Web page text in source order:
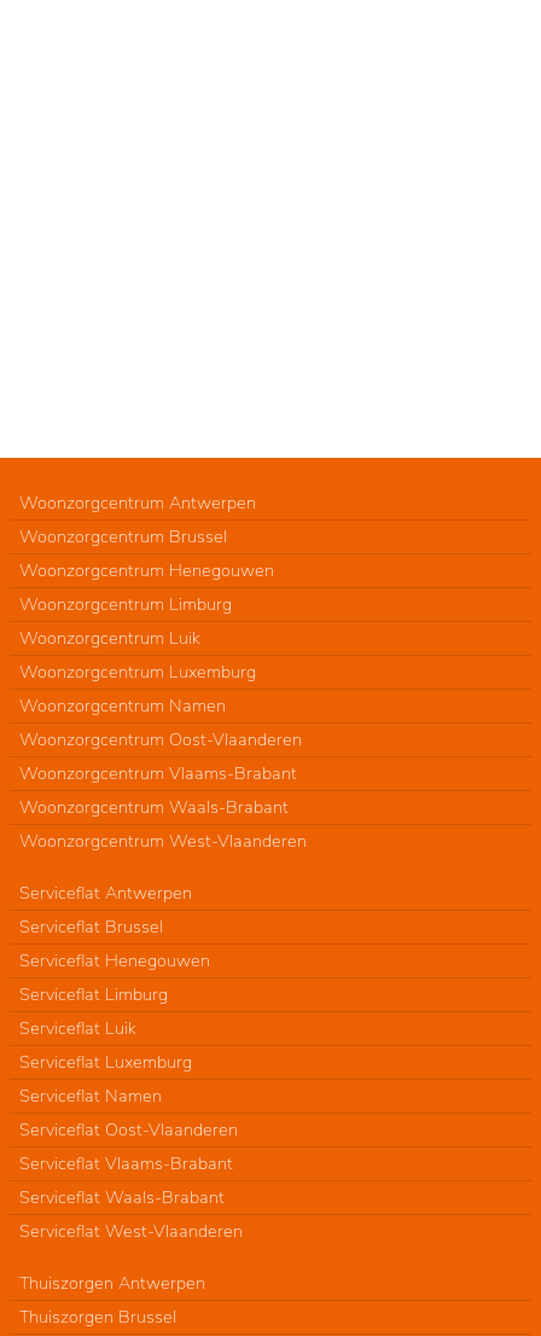
Woonzorgcentrum Antwerpen
Woonzorgcentrum Brussel
Woonzorgcentrum Henegouwen
Woonzorgcentrum Limburg
Woonzorgcentrum Luik
Woonzorgcentrum Luxemburg
Woonzorgcentrum Namen
Woonzorgcentrum Oost-Vlaanderen
Woonzorgcentrum Vlaams-Brabant
Woonzorgcentrum Waals-Brabant
Woonzorgcentrum West-Vlaanderen
Serviceflat Antwerpen
Serviceflat Brussel
Serviceflat Henegouwen
Serviceflat Limburg
Serviceflat Luik
Serviceflat Luxemburg
Serviceflat Namen
Serviceflat Oost-Vlaanderen
Serviceflat Vlaams-Brabant
Serviceflat Waals-Brabant
Serviceflat West-Vlaanderen
Thuiszorgen Antwerpen
Thuiszorgen Brussel